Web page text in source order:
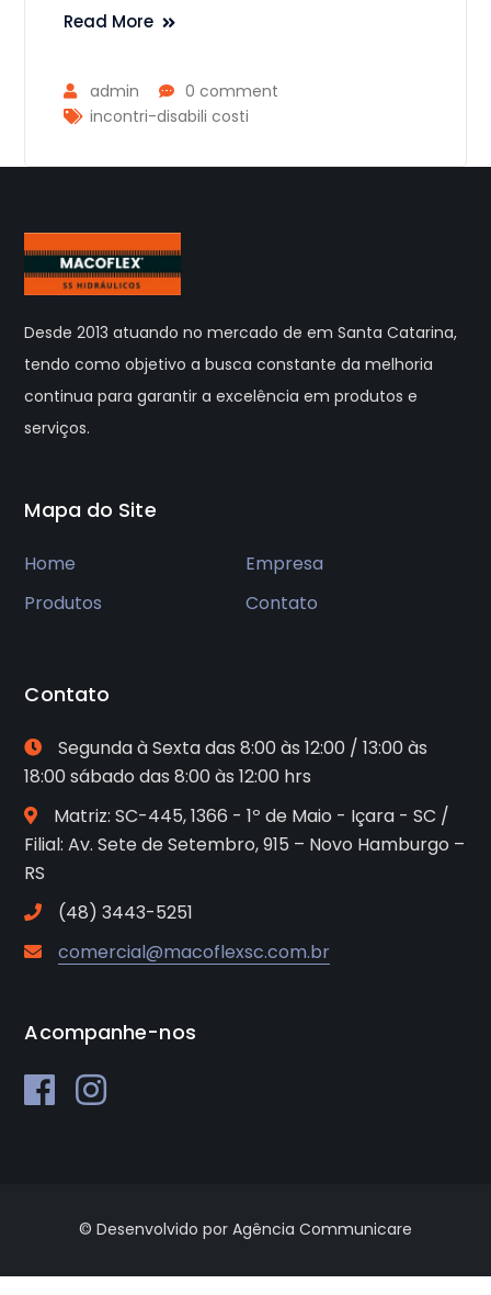
Read More
admin
0 comment
incontri-disabili costi
Desde 2013 atuando no mercado de em Santa Catarina,
tendo como objetivo a busca constante da melhoria
continua para garantir a excelência em produtos e
serviços.
Mapa do Site
Home
Empresa
Produtos
Contato
Contato
Segunda à Sexta das 8:00 às 12:00 / 13:00 às
18:00 sábado das 8:00 às 12:00 hrs
Matriz: SC-445, 1366 - 1º de Maio - Içara - SC /
Filial: Av. Sete de Setembro, 915 – Novo Hamburgo –
RS
(48) 3443-5251
comercial@macoflexsc.com.br
Acompanhe-nos
© Desenvolvido por Agência Communicare